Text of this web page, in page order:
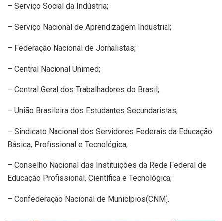
– Serviço Social da Indústria;
– Serviço Nacional de Aprendizagem Industrial;
– Federação Nacional de Jornalistas;
– Central Nacional Unimed;
– Central Geral dos Trabalhadores do Brasil;
– União Brasileira dos Estudantes Secundaristas;
– Sindicato Nacional dos Servidores Federais da Educação
Básica, Profissional e Tecnológica;
– Conselho Nacional das Instituições da Rede Federal de
Educação Profissional, Científica e Tecnológica;
– ⁠Confederação Nacional de Municípios(CNM).